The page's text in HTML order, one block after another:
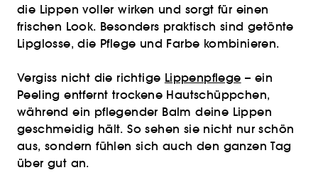
die Lippen voller wirken und sorgt für einen
frischen Look. Besonders praktisch sind getönte
Lipglosse, die Pflege und Farbe kombinieren.
Vergiss nicht die richtige Lippenpflege – ein
Peeling entfernt trockene Hautschüppchen,
während ein pflegender Balm deine Lippen
geschmeidig hält. So sehen sie nicht nur schön
aus, sondern fühlen sich auch den ganzen Tag
über gut an.